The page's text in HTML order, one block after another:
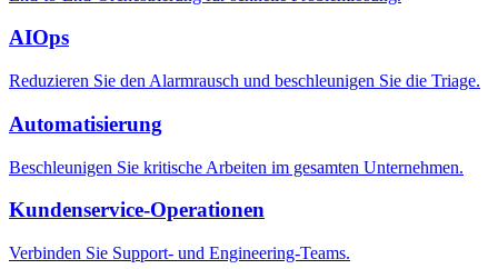
AIOps
Reduzieren Sie den Alarmrausch und beschleunigen Sie die Triage.
Automatisierung
Beschleunigen Sie kritische Arbeiten im gesamten Unternehmen.
Kundenservice-Operationen
Verbinden Sie Support- und Engineering-Teams.